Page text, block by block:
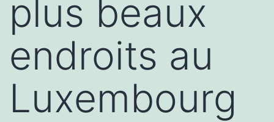
plus beaux
endroits au
Luxembourg